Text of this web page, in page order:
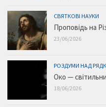
СВЯТКОВІ НАУКИ
Проповідь на
23/06/2026
РОЗДУМИ НАД
Око —
18/06/2026